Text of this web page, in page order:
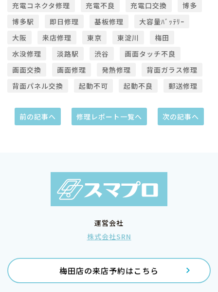
充電コネクタ修理
充電不良 充電口交換
博多
博多駅
即日修理 基板修理
大容量ﾊﾞｯﾃﾘｰ
大阪
来店修理 東京 東淀川
梅田
水没修理
淡路駅 渋谷
画面タッチ不良
画面交換
画面修理 発熱修理
背面ガラス修理
背面パネル交換
起動不可 起動不良 郵送修理
前の記事へ 修理レポート一覧へ 次の記事へ
運営会社
株式会社SRN
梅田店の来店予約はこちら